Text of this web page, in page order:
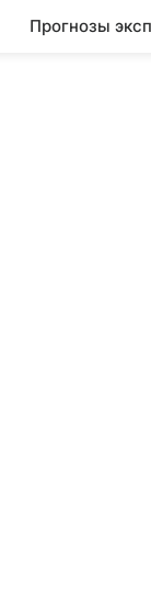
Прогнозы